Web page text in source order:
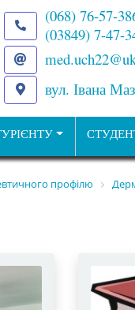
(068) 76-57-
(03849) 7-47-
вул. Івана
профілю